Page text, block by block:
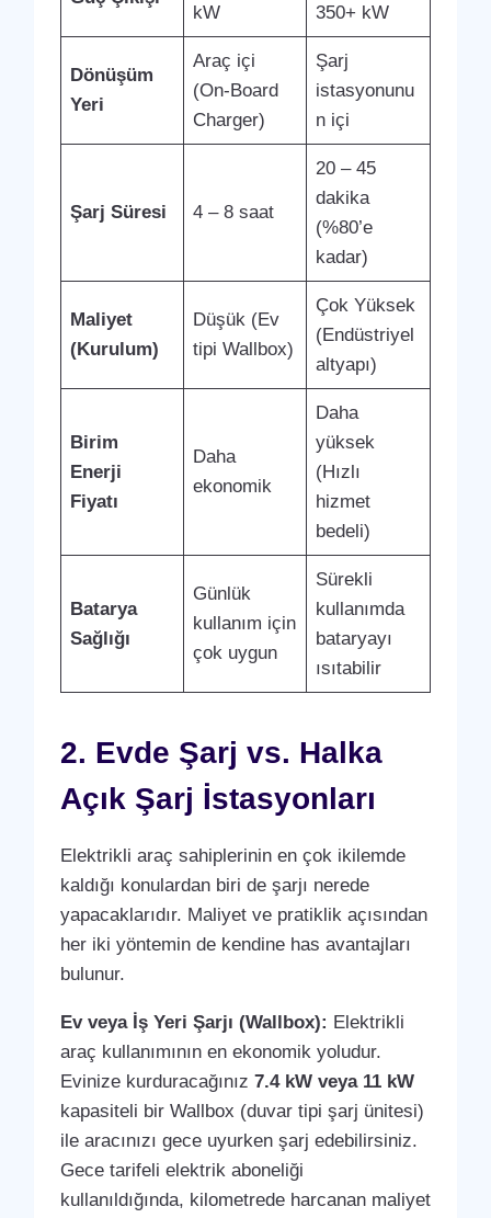
kW 350+ kW
Dönüşüm
Yeri
Araç içi
(On-Board
Charger)
Şarj
istasyonunu
n içi
Şarj Süresi 4 – 8 saat
20 – 45
dakika
(%80’e
kadar)
Maliyet
(Kurulum)
Düşük (Ev
tipi Wallbox)
Çok Yüksek
(Endüstriyel
altyapı)
Birim
Enerji
Fiyatı
Daha
ekonomik
Daha
yüksek
(Hızlı
hizmet
bedeli)
Batarya
Sağlığı
Günlük
kullanım için
çok uygun
Sürekli
kullanımda
bataryayı
ısıtabilir
2. Evde Şarj vs. Halka
Açık Şarj İstasyonları
Elektrikli araç sahiplerinin en çok ikilemde
kaldığı konulardan biri de şarjı nerede
yapacaklarıdır. Maliyet ve pratiklik açısından
her iki yöntemin de kendine has avantajları
bulunur.
Ev veya İş Yeri Şarjı (Wallbox): Elektrikli
araç kullanımının en ekonomik yoludur.
Evinize kurduracağınız 7.4 kW veya 11 kW
kapasiteli bir Wallbox (duvar tipi şarj ünitesi)
ile aracınızı gece uyurken şarj edebilirsiniz.
Gece tarifeli elektrik aboneliği
kullanıldığında, kilometrede harcanan maliyet